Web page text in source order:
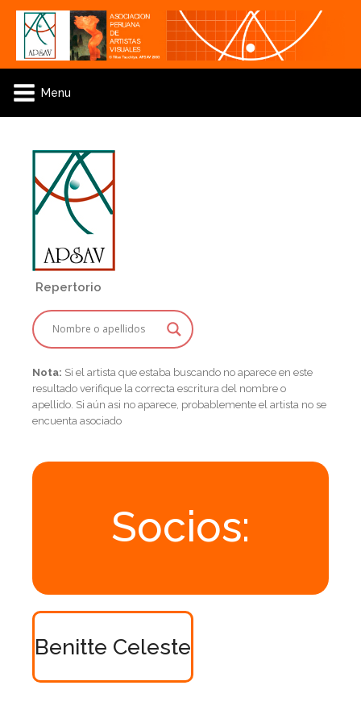
Menu
Repertorio
Nota: Si el artista que estaba buscando no aparece en este
resultado verifique la correcta escritura del nombre o
apellido. Si aún asi no aparece, probablemente el artista no se
encuenta asociado
Socios:
Benitte Celeste